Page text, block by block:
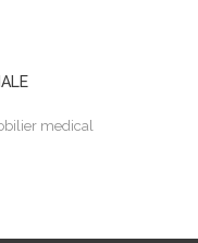
medical